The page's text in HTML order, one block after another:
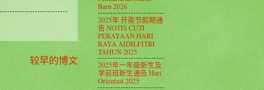
较早的博文
Baru 2026
2025年 开斋节假期通
告 NOTIS CUTI
PERAYAAN HARI
RAYA AIDILFITRI
TAHUN 2025
2025年一年级新生及
学前班新生通告 Hari
Orientasi 2025